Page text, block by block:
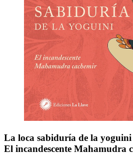
La loca sabiduría de la yoguini
El incandescente Mahamudra